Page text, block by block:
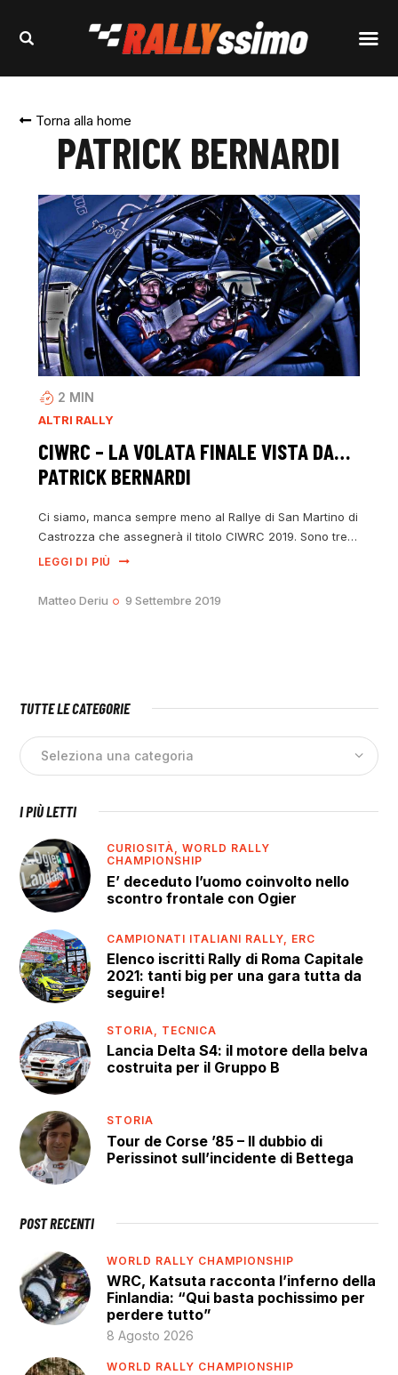
Torna alla home
PATRICK BERNARDI
2 MIN
ALTRI RALLY
CIWRC – LA VOLATA FINALE VISTA DA…
PATRICK BERNARDI
Ci siamo, manca sempre meno al Rallye di San Martino di
Castrozza che assegnerà il titolo CIWRC 2019. Sono tre…
LEGGI DI PIÙ
Matteo Deriu 9 Settembre 2019
TUTTE LE CATEGORIE
I PIÙ LETTI
CURIOSITÀ,WORLD RALLY
CHAMPIONSHIP
E’ deceduto l’uomo coinvolto nello
scontro frontale con Ogier
CAMPIONATI ITALIANI RALLY, ERC
Elenco iscritti Rally di Roma Capitale
2021: tanti big per una gara tutta da
seguire!
STORIA, TECNICA
Lancia Delta S4: il motore della belva
costruita per il Gruppo B
STORIA
Tour de Corse ’85 – Il dubbio di
Perissinot sull’incidente di Bettega
POST RECENTI
WORLD RALLY CHAMPIONSHIP
WRC, Katsuta racconta l’inferno della
Finlandia: “Qui basta pochissimo per
perdere tutto”
8 Agosto 2026
WORLD RALLY CHAMPIONSHIP